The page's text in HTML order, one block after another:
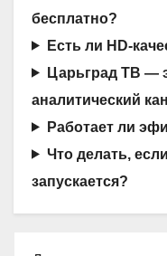
бесплатно?
Есть ли HD-
Царьград ТВ —
аналитический
Работает ли
Что делать,
запускается?